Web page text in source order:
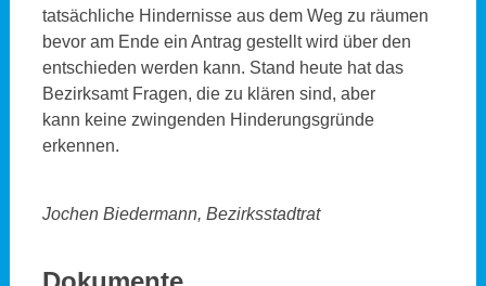
tatsächliche Hindernisse aus dem Weg zu räumen
bevor am Ende ein Antrag gestellt wird über den
entschieden werden kann. Stand heute hat das
Bezirksamt Fragen, die zu klären sind, aber
kann keine zwingenden Hinderungsgründe
erkennen.
Jochen Biedermann, Bezirksstadtrat